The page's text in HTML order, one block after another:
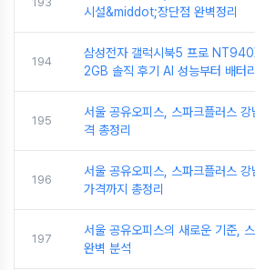
시설&middot;장단점 완벽정리
194
삼성전자 갤럭시북5 프로
2GB 솔직 후기 AI 성능부터 배터
195
서울 공유오피스, 스파크플러스
격 총정리
196
서울 공유오피스, 스파크플러스
가격까지 총정리
197
서울 공유오피스의 새로운 기준,
완벽 분석